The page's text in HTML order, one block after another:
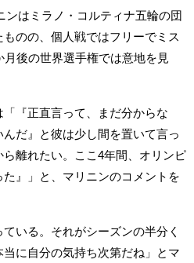
ンはミラノ・コルティナ五輪の団
のの、個人戦ではフリーでミス
後の世界選手権では意地を見
『正直言って、まだ分からな
だ』と彼は少し間を置いて言っ
離れたい。ここ4年間、オリンピ
』」と、マリニンのコメントを
ている。それがシーズンの半分く
に自分の気持ち次第だね」とマ